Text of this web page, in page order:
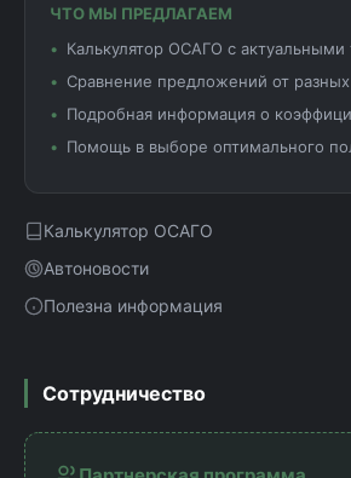
ЧТО МЫ ПРЕДЛАГАЕМ
Калькулятор ОСАГО с актуальными
Сравнение предложений от
Подробная информация о
Помощь в выборе оптимального
Калькулятор ОСАГО
Автоновости
Полезна информация
Сотрудничество